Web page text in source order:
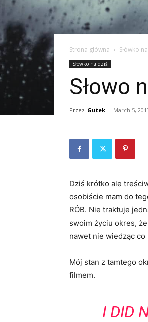
Strona główna Słówko
Słówko na dziś
Słowo
Przez Gutek - March 5,
Dziś krótko ale
osobiście mam do
RÓB. Nie traktuje
swoim życiu okres,
nawet nie wiedząc co
Mój stan z tamtego
filmem.
I DID